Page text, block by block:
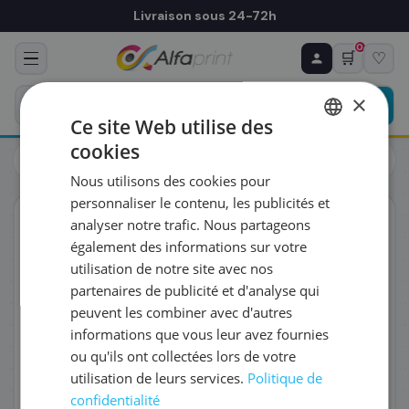
Livraison sous 24-72h
🛒
0
♡
Toners
Canon
ORIGINAL
♻ COMMANDE RÉCURRENTE
Prévoyez & économisez
Programmez votre prochain achat — notre équipe
vous prépare un devis personnalisé
RÉFÉRENCE DU PRODUIT
FRÉQUENCE
QUANTITÉ PAR LIVRAISON
DATE DE PREMIÈRE LIVRAISON SOUHAITÉE
×
Ce site Web utilise des
cookies
Nous utilisons des cookies pour
personnaliser le contenu, les publicités et
analyser notre trafic. Nous partageons
également des informations sur votre
utilisation de notre site avec nos
partenaires de publicité et d'analyse qui
peuvent les combiner avec d'autres
informations que vous leur avez fournies
ou qu'ils ont collectées lors de votre
utilisation de leurs services. Politique de
confidentialité